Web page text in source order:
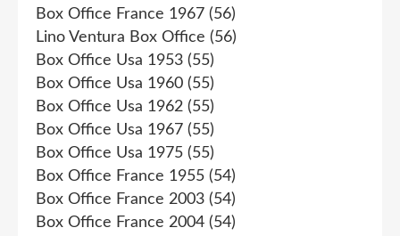
Box Office France 1967 (56)
Lino Ventura Box Office (56)
Box Office Usa 1953 (55)
Box Office Usa 1960 (55)
Box Office Usa 1962 (55)
Box Office Usa 1967 (55)
Box Office Usa 1975 (55)
Box Office France 1955 (54)
Box Office France 2003 (54)
Box Office France 2004 (54)